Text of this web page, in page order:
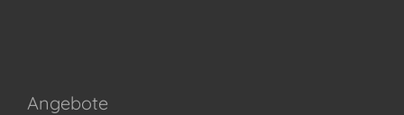
Angebote